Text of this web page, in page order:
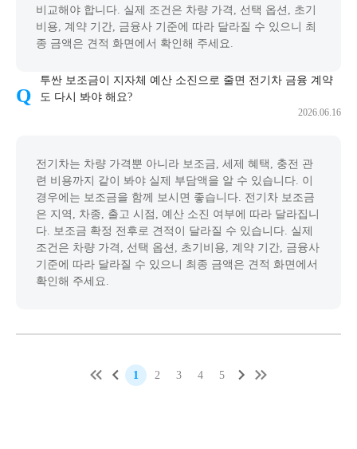
비교해야 합니다. 실제 조건은 차량 가격, 선택 옵션, 초기
비용, 계약 기간, 금융사 기준에 따라 달라질 수 있으니 최
종 금액은 견적 화면에서 확인해 주세요.
투싼 보조금이 지자체 예산 소진으로 줄면 전기차 금융 계약
도 다시 봐야 해요?
2026.06.16
전기차는 차량 가격뿐 아니라 보조금, 세제 혜택, 충전 관
련 비용까지 같이 봐야 실제 부담액을 알 수 있습니다. 이
경우에는 보조금을 함께 보시면 좋습니다. 전기차 보조금
은 지역, 차종, 출고 시점, 예산 소진 여부에 따라 달라집니
다. 보조금 확정 전후로 견적이 달라질 수 있습니다. 실제
조건은 차량 가격, 선택 옵션, 초기비용, 계약 기간, 금융사
기준에 따라 달라질 수 있으니 최종 금액은 견적 화면에서
확인해 주세요.
1 2 3 4 5